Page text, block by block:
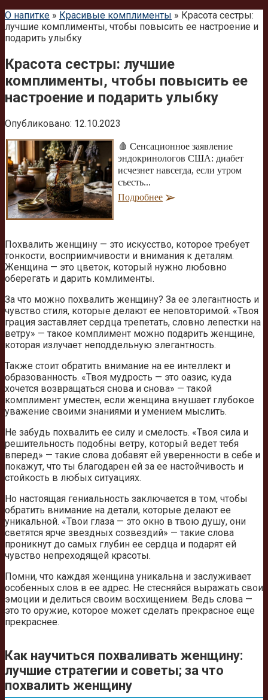
О напитке » Красивые комплименты » Красота сестры:
лучшие комплименты, чтобы повысить ее настроение и
подарить улыбку
Красота сестры: лучшие
комплименты, чтобы повысить ее
настроение и подарить улыбку
Опубликовано: 12.10.2023
🩸 Сенсационное заявление
эндокринологов США: диабет
исчезнет навсегда, если утром
съесть...
Подробнее
Похвалить женщину — это искусство, которое требует
тонкости, восприимчивости и внимания к деталям.
Женщина — это цветок, который нужно любовно
оберегать и дарить комлименты.
За что можно похвалить женщину? За ее элегантность и
чувство стиля, которые делают ее неповторимой. «Твоя
грация заставляет сердца трепетать, словно лепестки на
ветру» — такое комплимент можно подарить женщине,
которая излучает неподдельную элегантность.
Также стоит обратить внимание на ее интеллект и
образованность. «Твоя мудрость — это оазис, куда
хочется возвращаться снова и снова» — такой
комплимент уместен, если женщина внушает глубокое
уважение своими знаниями и умением мыслить.
Не забудь похвалить ее силу и смелость. «Твоя сила и
решительность подобны ветру, который ведет тебя
вперед» — такие слова добавят ей уверенности в себе и
покажут, что ты благодарен ей за ее настойчивость и
стойкость в любых ситуациях.
Но настоящая гениальность заключается в том, чтобы
обратить внимание на детали, которые делают ее
уникальной. «Твои глаза — это окно в твою душу, они
светятся ярче звездных созвездий» — такие слова
проникнут до самых глубин ее сердца и подарят ей
чувство непреходящей красоты.
Помни, что каждая женщина уникальна и заслуживает
особенных слов в ее адрес. Не стесняйся выражать свои
эмоции и делиться своим восхищением. Ведь слова —
это то оружие, которое может сделать прекрасное еще
прекраснее.
Как научиться похваливать женщину:
лучшие стратегии и советы; за что
похвалить женщину